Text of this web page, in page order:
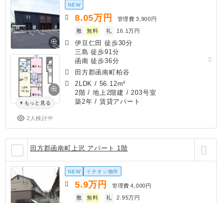
もっと見る
2人検討中
NEW
8.05万円 管理費 3,900円
敷
無料 礼 16.1万円
伊豆仁田 徒歩30分
三島 徒歩91分
函南 徒歩36分
田方郡函南町柏谷
2LDK / 56.12m²
2階 / 地上2階建 / 203号室
築2年 / 賃貸アパート
田方郡函南町上沢 アパート 1階
NEW イチオシ物件
5.9万円 管理費 4,000円
敷
無料 礼 2.95万円